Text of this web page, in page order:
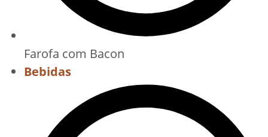
Farofa com Bacon
Bebidas